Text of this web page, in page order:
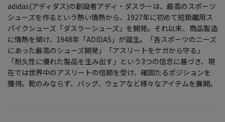
adidas(アディダス)の創設者アディ・ダスラーは、最高のスポーツ
シューズを作るという熱い情熱から、1927年に初めて短距離用ス
パイクシューズ「ダスラーシューズ」を開発。それ以来、商品製造
に情熱を傾け、1948年「ADIDAS」が誕生。「各スポーツのニーズ
にあった最高のシューズ開発」「アスリートをケガから守る」
「耐久性に優れた製品を生み出す」という3つの信念に基づき、現
在では世界中のアスリートの信頼を受け、確固たるポジションを
獲得。靴のみならず、バッグ、ウェアなど様々なアイテムを展開。